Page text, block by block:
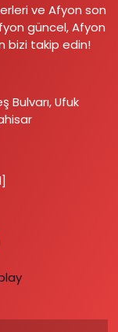
ve Afyon son
güncel, Afyon
bizi takip edin!
Bulvarı, Ufuk